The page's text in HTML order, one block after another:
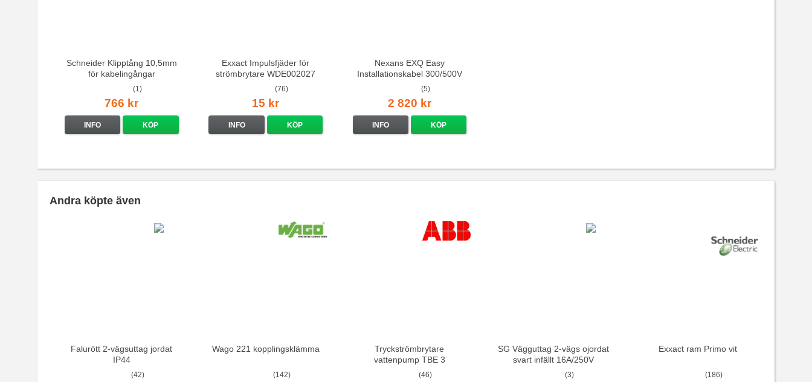
Schneider Klipptång 10,5mm
för kabelingångar
(1)
766 kr
INFO KÖP
Exxact Impulsfjäder för
strömbrytare WDE002027
(76)
15 kr
INFO KÖP
Nexans EXQ Easy
Installationskabel 300/500V
(5)
2 820 kr
INFO KÖP
Andra köpte även
Falurött 2-vägsuttag jordat
IP44
(42)
Wago 221 kopplingsklämma
(142)
Tryckströmbrytare
vattenpump TBE 3
(46)
SG Vägguttag 2-vägs ojordat
svart infällt 16A/250V
(3)
Exxact ram Primo vit
(186)